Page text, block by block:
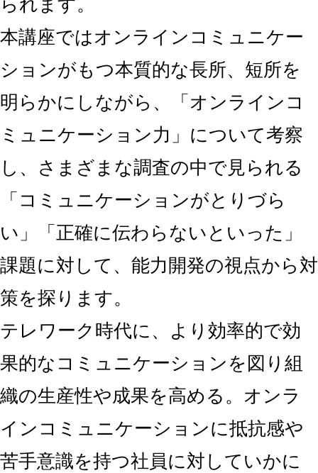
られます。
本講座ではオンラインコミュニケー
ションがもつ本質的な長所、短所を
明らかにしながら、「オンラインコ
ミュニケーション力」について考察
し、さまざまな調査の中で見られる
「コミュニケーションがとりづら
い」「正確に伝わらないといった」
課題に対して、能力開発の視点から対
策を探ります。
テレワーク時代に、より効率的で効
果的なコミュニケーションを図り組
織の生産性や成果を高める。オンラ
インコミュニケーションに抵抗感や
苦手意識を持つ社員に対していかに